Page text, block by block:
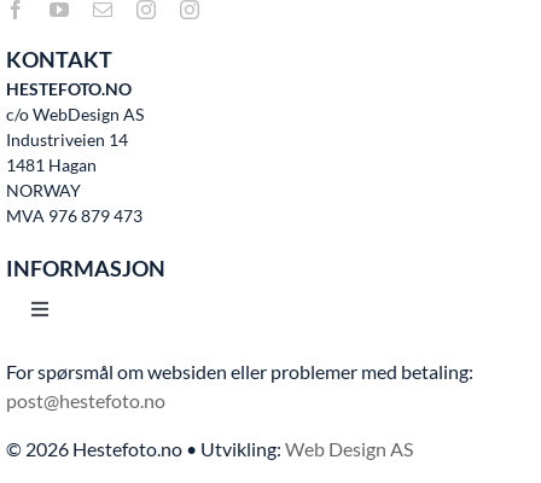
KONTAKT
HESTEFOTO.NO
c/o WebDesign AS
Industriveien 14
1481 Hagan
NORWAY
MVA 976 879 473
INFORMASJON
Toggle
Hjem
Bruksvilkår
For spørsmål om websiden eller problemer med betaling:
post@hestefoto.no
© 2026 Hestefoto.no • Utvikling: Web Design AS